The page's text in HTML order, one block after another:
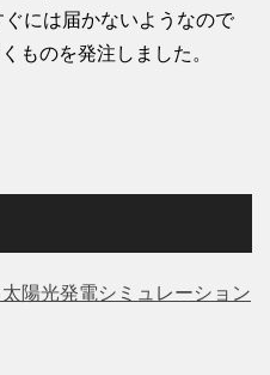
には届かないようなので
ものを発注しました。
陽光発電シミュレーション